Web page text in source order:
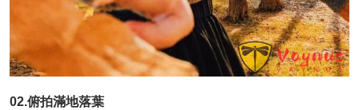
02.俯拍滿地落葉